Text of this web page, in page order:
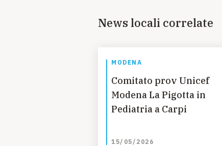
News locali correlate
MODENA
Comitato prov Unicef
Modena La Pigotta in
Pediatria a Carpi
15/05/2026